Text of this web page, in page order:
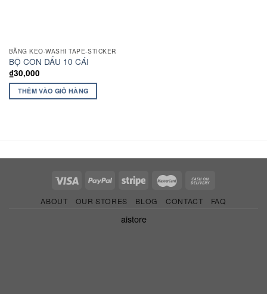
BĂNG KEO-WASHI TAPE-STICKER
BỘ CON DẤU 10 CÁI
₫30,000
THÊM VÀO GIỎ HÀNG
ABOUT OUR STORES BLOG CONTACT FAQ
aistore